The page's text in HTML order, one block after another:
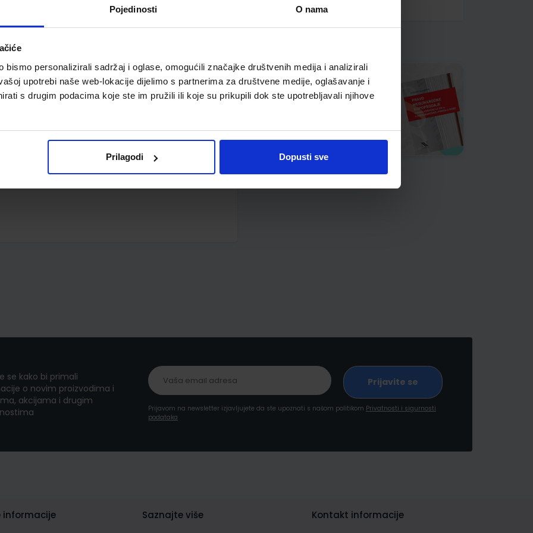
Pojedinosti O nama
bismo personalizirali sadržaj i oglase, omogućili značajke društvenih medija i analizirali
upotrebi naše web-lokacije dijelimo s partnerima za društvene medije, oglašavanje i
s drugim podacima koje ste im pružili ili koje su prikupili dok ste upotrebljavali njihove
Prilagodi Dopusti sve
harmoniziraju se stvarajući slojevit miris; drveni
sastav: parafinski i sojin vosak s aromom
vrijeme gorenja 55-65 sati; dimenzije 10x11x10
se kako bi primali
o novim proizvodima i
akcijama i drugim
Prijavom na newsletter izjavljujete da ste upoznati s našom politikom Privatnosti i sigurnosti
podataka
informacije Saznajte više Kontakt informacije